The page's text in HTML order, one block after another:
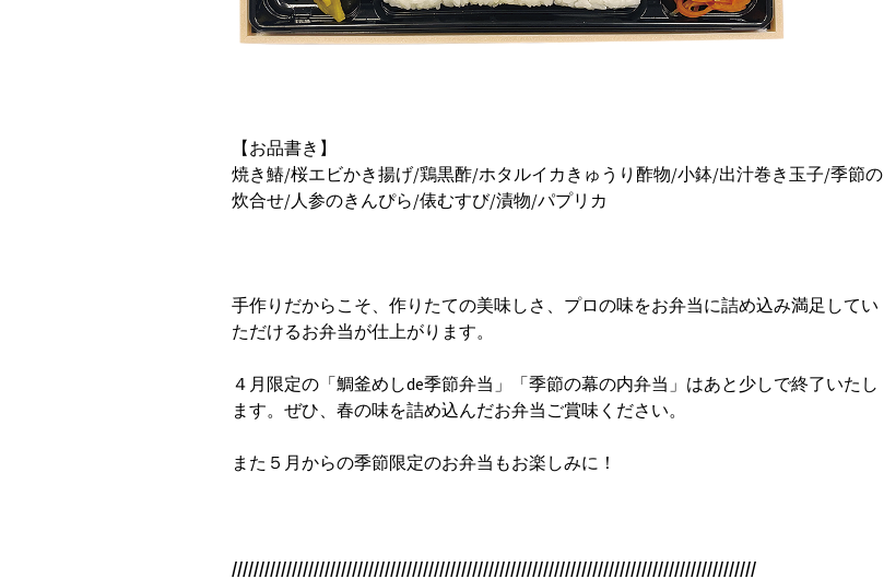
【お品書き】
焼き鰆/桜エビかき揚げ/鶏黒酢/ホタルイカきゅうり酢物/小鉢/出汁巻き玉子/季節の
炊合せ/人参のきんぴら/俵むすび/漬物/パプリカ
手作りだからこそ、作りたての美味しさ、プロの味をお弁当に詰め込み満足してい
ただけるお弁当が仕上がります。
４月限定の「鯛釜めしde季節弁当」「季節の幕の内弁当」はあと少しで終了いたし
ます。ぜひ、春の味を詰め込んだお弁当ご賞味ください。
また５月からの季節限定のお弁当もお楽しみに！
////////////////////////////////////////////////////////////////////////////////////////////////